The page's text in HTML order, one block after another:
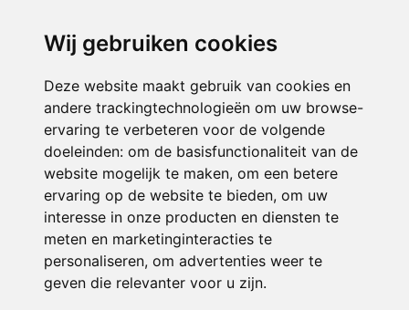
Wij gebruiken cookies
Deze website maakt gebruik van cookies en
andere trackingtechnologieën om uw browse-
ervaring te verbeteren voor de volgende
doeleinden: om de basisfunctionaliteit van de
website mogelijk te maken, om een betere
ervaring op de website te bieden, om uw
interesse in onze producten en diensten te
meten en marketinginteracties te
personaliseren, om advertenties weer te
geven die relevanter voor u zijn.
ONDERDEEL VAN
© 2026 De Regenboog | Alle rechten voorbehouden
Privacy policy|Disclaimer| Klachtenregeling|RSIN en Anbi
voorkeuren